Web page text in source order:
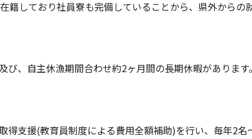
籍しており社員寮も完備していることから、県外からの
、自主休漁期間合わせ約2ヶ月間の長期休暇があります。
得支援(教育員制度による費用全額補助)を行い、毎年2